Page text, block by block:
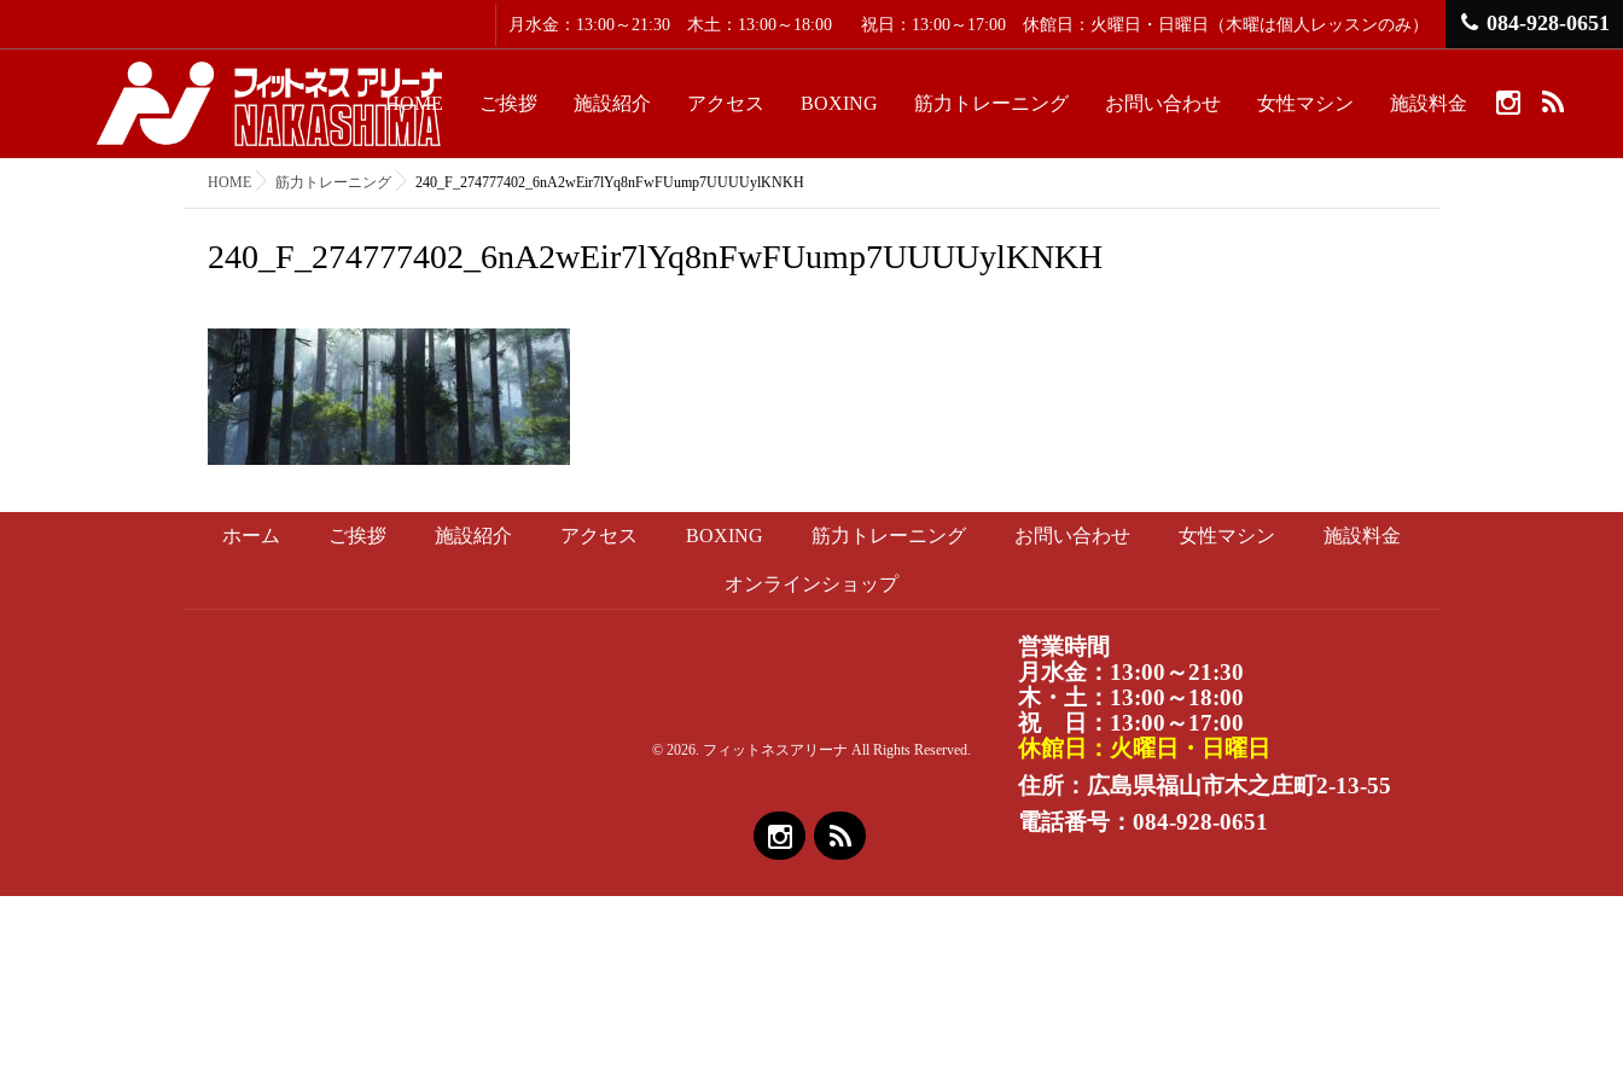
月水金：13:00～21:30 木土：13:00～18:00 祝日：13:00～17:00 休館日：火曜日・日曜日 （木曜は個人レッスンのみ） 084-928-0651
HOME ご挨拶 施設紹介 アクセス BOXING 筋力トレーニング お問い合わせ 女性マシン 施設料金
HOME 筋力トレーニング 240_F_274777402_6nA2wEir7lYq8nFwFUump7UUUUylKNKH
240_F_274777402_6nA2wEir7lYq8nFwFUump7UUUUylKNKH
ホーム ご挨拶 施設紹介 アクセス BOXING 筋力トレーニング お問い合わせ 女性マシン 施設料金
オンラインショップ
営業時間
月水金：13:00～21:30
木・土：13:00～18:00
祝 日：13:00～17:00
休館日：火曜日・日曜日
住所：広島県福山市木之庄町2-13-55
電話番号：084-928-0651
© 2026. フィットネスアリーナ All Rights Reserved.